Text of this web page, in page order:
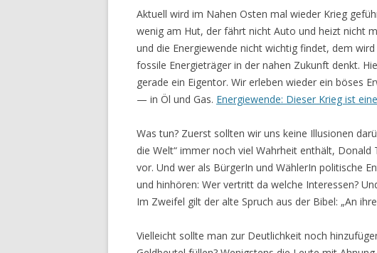
Aktuell wird im Nahen Osten mal wieder Krieg
wenig am Hut, der fährt nicht Auto und heizt nicht
und die Energiewende nicht wichtig findet, dem
fossile Energieträger in der nahen Zukunft denkt.
gerade ein Eigentor. Wir erleben wieder ein böses
— in Öl und Gas. Energiewende: Dieser Krieg ist
Was tun? Zuerst sollten wir uns keine Illusionen
die Welt“ immer noch viel Wahrheit enthält,
vor. Und wer als BürgerIn und WählerIn politische
und hinhören: Wer vertritt da welche Interessen?
Im Zweifel gilt der alte Spruch aus der Bibel: „An
Vielleicht sollte man zur Deutlichkeit noch